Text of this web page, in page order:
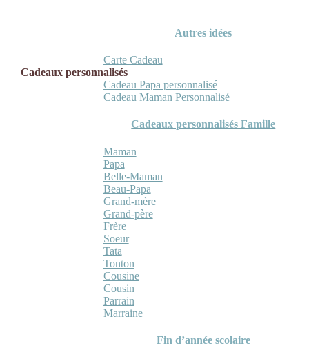
Autres idées
Carte Cadeau
Cadeaux personnalisés
Cadeau Papa personnalisé
Cadeau Maman Personnalisé
Cadeaux personnalisés Famille
Maman
Papa
Belle-Maman
Beau-Papa
Grand-mère
Grand-père
Frère
Soeur
Tata
Tonton
Cousine
Cousin
Parrain
Marraine
Fin d’année scolaire